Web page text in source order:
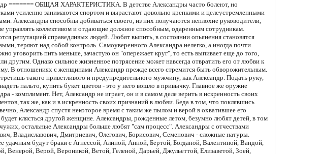
======= ОБЩАЯ ХАРАКТЕРИСТИКА. В детстве Александры часто болеют, но
усиленно занимаются спортом и вырастают довольно крепкими и целеустремленными
Александры способны добиваться своего, из них получаются неплохие руководители,
управлять коллективом и отдающие должное способным, одаренным сотрудникам.
репутацией справедливых людей. Любят выпить, в состоянии опьянения становятся
теряют над собой контроль. Самоуверенного Александра нелегко, а иногда почти
уговорить пить меньше, зачастую он "опережает круг", то есть выпивает еще до того,
другим. Однако сильное жизненное потрясение может навсегда отвратить его от любви к
В отношениях с женщинами Александр прежде всего стремится быть обворожительным.
такого приветливого и предупредительного мужчину, как Александр. Подать руку,
пальто, купить букет цветов - это у него вошло в привычку. Главное же оружие
- комплимент. Нет, Александр не играет, он и в самом деле верить в искренность своих
так же, как и в искренность своих признаний в любви. Беда в том, что поклявшись
Александр спустя некоторое время с таким же пылом и верой в охватившее его
будет клясться другой женщине. Александры, рожденные летом, безумно любят детей, в том
остальные Александры больше любят "сам процесс". Александры с отчествами
Владиславович, Дмитриевич, Олегович, Борисович, Семенович - сложные натуры.
удачным будут браки с Агнессой, Алиной, Анной, Бертой, Богданой, Валентиной, Вандой,
Венерой, Верой, Вероникой, Ветой, Геленой, Дарьей, Джульеттой, Елизаветой, Зоей,